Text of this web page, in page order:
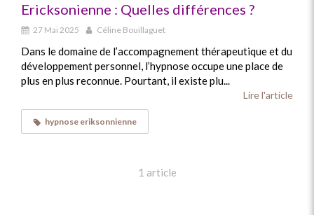
Ericksonienne : Quelles différences ?
27 Mai 2025 Céline Bouillaguet
Dans le domaine de l’accompagnement thérapeutique et du
développement personnel, l’hypnose occupe une place de
plus en plus reconnue. Pourtant, il existe plu...
Lire l'article
hypnose eriksonnienne
1 article